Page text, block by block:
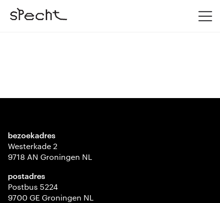
bezoekadres
Westerkade 2
9718 AN Groningen NL
postadres
Postbus 5224
9700 GE Groningen NL